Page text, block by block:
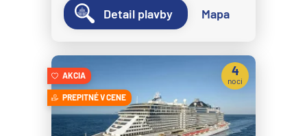
Detail plavby Mapa
AKCIA
PREPITNÉ V CENE
4
noci